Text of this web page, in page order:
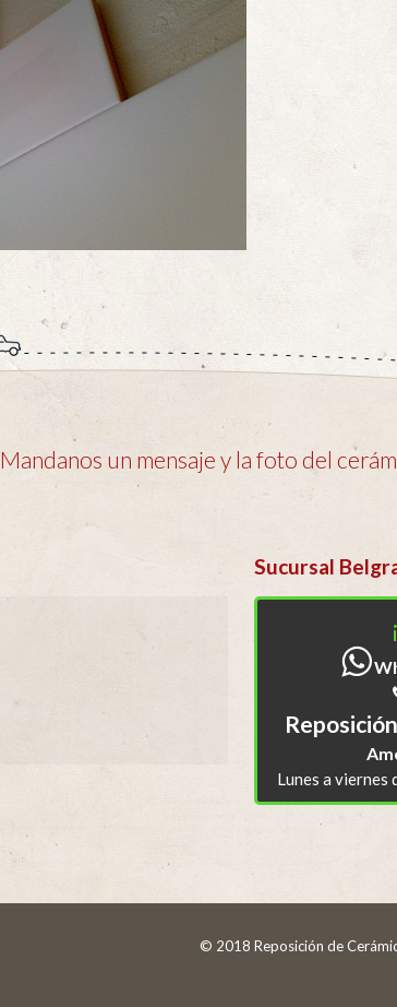
Mandanos un mensaje y la foto del
Sucursal
Lunes a viernes
© 2018 Reposición de